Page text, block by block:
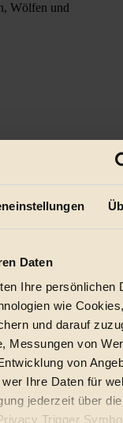
Daten
Ihre persönlichen
wie
und darauf
Messungen von
von
Ihre Daten für
jederzeit über
Trigger
Wölfen und